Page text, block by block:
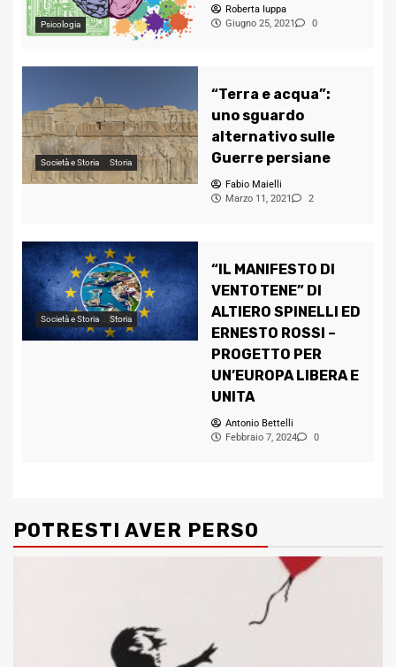
Psicologia
Roberta Iuppa
Giugno 25, 2021
0
Società e Storia Storia
“Terra e acqua”:
uno sguardo
alternativo sulle
Guerre persiane
Fabio Maielli
Marzo 11, 2021
2
Società e Storia Storia
“IL MANIFESTO DI
VENTOTENE” DI
ALTIERO SPINELLI ED
ERNESTO ROSSI –
PROGETTO PER
UN’EUROPA LIBERA E
UNITA
Antonio Bettelli
Febbraio 7, 2024
0
POTRESTI AVER PERSO